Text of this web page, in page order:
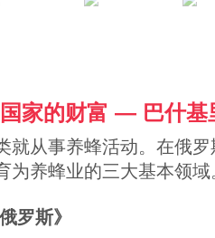
家的财富 — 巴什基
就从事养蜂活动。在俄
为养蜂业的三大基本领域
罗斯》